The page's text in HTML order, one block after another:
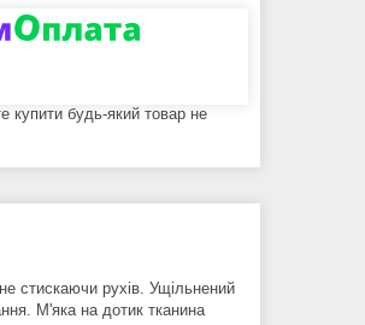
купити будь-який товар не
стискаючи рухів. Ущільнений
М'яка на дотик тканина